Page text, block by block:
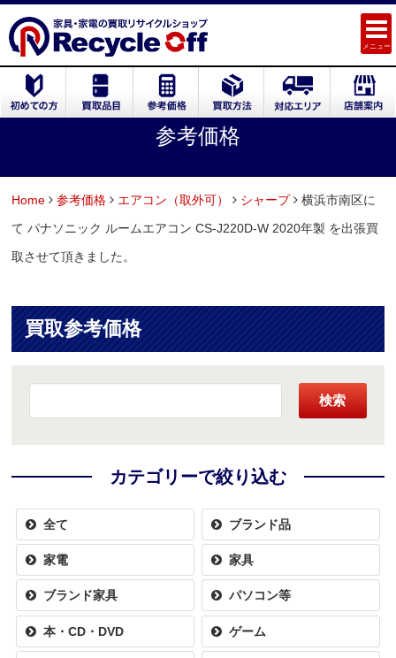
メニュー
参考価格
Home 参考価格 エアコン（取外可） シャープ
横浜市南区に
て パナソニック ルームエアコン CS-J220D-W 2020年製 を出張買
取させて頂きました。
買取参考価格
検索
カテゴリーで絞り込む
全て ブランド品
家電 家具
ブランド家具 パソコン等
本・CD・DVD ゲーム